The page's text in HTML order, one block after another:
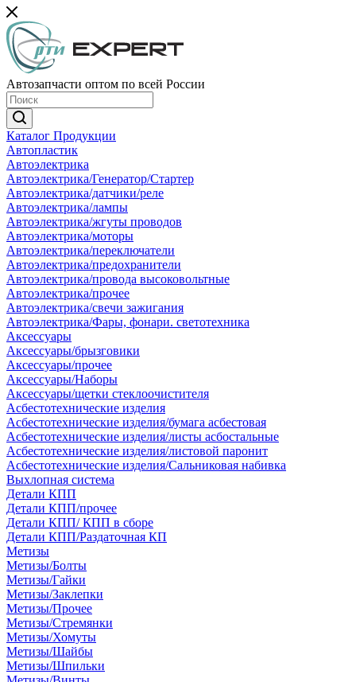
Автозапчасти оптом по всей России
Каталог Продукции
Автопластик
Автоэлектрика
Автоэлектрика/Генератор/Стартер
Автоэлектрика/датчики/реле
Автоэлектрика/лампы
Автоэлектрика/жгуты проводов
Автоэлектрика/моторы
Автоэлектрика/переключатели
Автоэлектрика/предохранители
Автоэлектрика/провода высоковольтные
Автоэлектрика/прочее
Автоэлектрика/свечи зажигания
Автоэлектрика/Фары, фонари. светотехника
Аксессуары
Аксессуары/брызговики
Аксессуары/прочее
Аксессуары/Наборы
Аксессуары/щетки стеклоочистителя
Асбестотехнические изделия
Асбестотехнические изделия/бумага асбестовая
Асбестотехнические изделия/листы асбостальные
Асбестотехнические изделия/листовой паронит
Асбестотехнические изделия/Сальниковая набивка
Выхлопная система
Детали КПП
Детали КПП/прочее
Детали КПП/ КПП в сборе
Детали КПП/Раздаточная КП
Метизы
Метизы/Болты
Метизы/Гайки
Метизы/Заклепки
Метизы/Прочее
Метизы/Стремянки
Метизы/Хомуты
Метизы/Шайбы
Метизы/Шпильки